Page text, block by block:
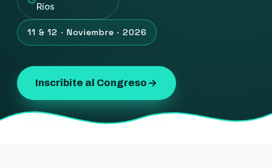
Ríos
11 & 12 · Noviembre · 2026
Inscribite al Congreso